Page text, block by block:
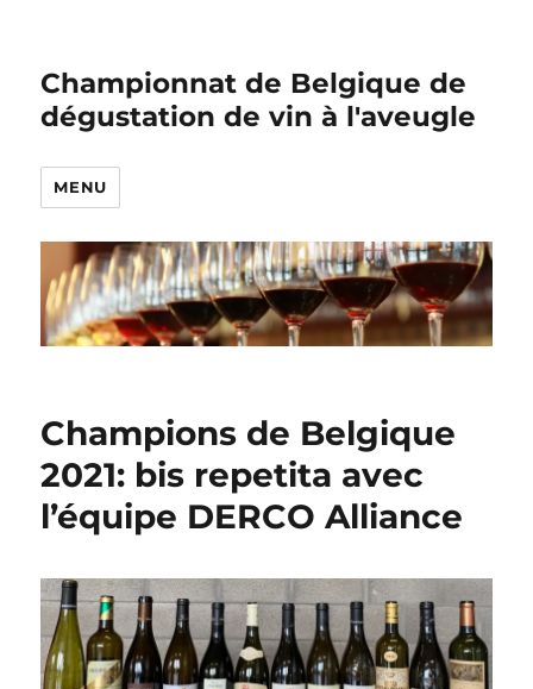
Championnat de Belgique de
dégustation de vin à l'aveugle
MENU
Champions de Belgique
2021: bis repetita avec
l’équipe DERCO Alliance